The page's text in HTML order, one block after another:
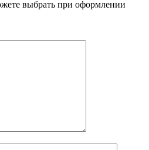
выбрать при оформлении